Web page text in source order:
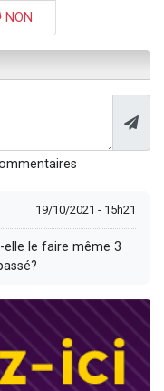
NON
19/10/2021 - 15h21
le faire même 3